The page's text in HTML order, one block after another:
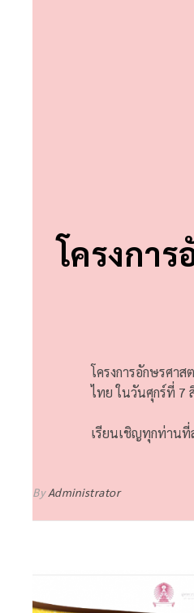
โครงกา
โครงการอักษรศา
ไทย ในวันศุกร์ที่ 7
เรียนเชิญทุกท่านที่
ByAdministrator